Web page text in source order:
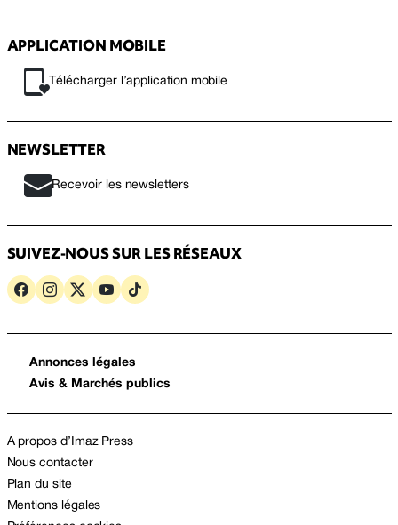
APPLICATION MOBILE
Télécharger l’application mobile
NEWSLETTER
Recevoir les newsletters
SUIVEZ-NOUS SUR LES RÉSEAUX
Annonces légales
Avis & Marchés publics
A propos d’Imaz Press
Nous contacter
Plan du site
Mentions légales